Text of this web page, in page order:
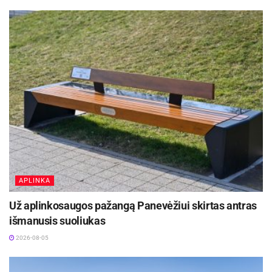
verslo partneriai ir kiti garbūs svečiai. Pasveikinti
bendrovės komandos ir palaikyti šio svarbaus
projekto pradžią atvyko Ukmergės rajono
savivaldybės meras Darius Varnas, vicemeras
Eugenijus Kuodelis, administracijos direktorė
Inga Pračkailė bei mero patarėja Goda Juzėnaitė.
Sveikindamas bendrovės komandą, meras D.
Varnas pabrėžė, kad verslo plėtra ir investicijos
yra vienas svarbiausių rajono augimo variklių.
„Džiugu matyti, kad Ukmergė tampa vieta, kurioje
verslas ne tik sėkmingai veikia, bet ir drąsiai
APLINKA
Už aplinkosaugos pažangą Panevėžiui skirtas antras
išmanusis suoliukas
2026-08-05